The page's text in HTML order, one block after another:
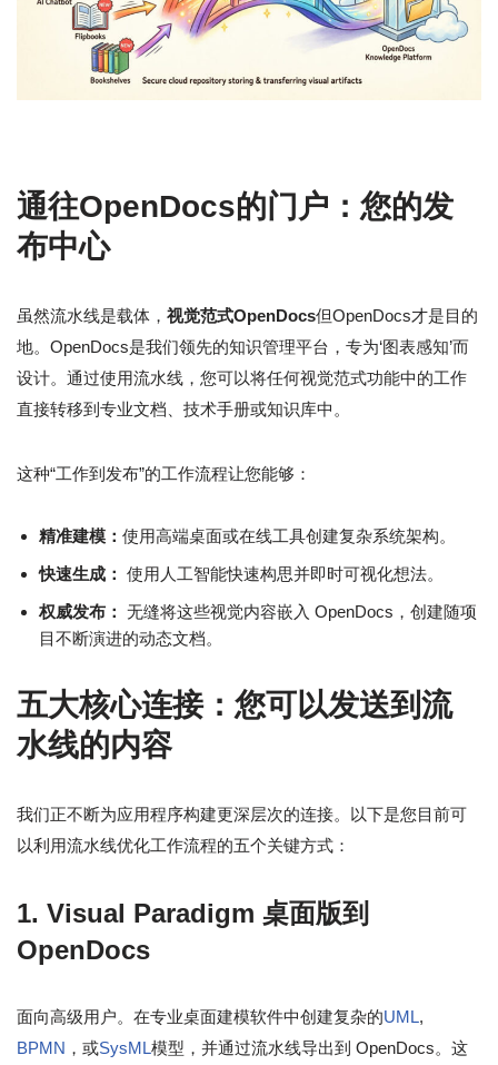
通往OpenDocs的门户：您的发
布中心
虽然流水线是载体， 视觉范式OpenDocs但OpenDocs才是目的
地。OpenDocs是我们领先的知识管理平台，专为‘图表感知’而
设计。通过使用流水线，您可以将任何视觉范式功能中的工作
直接转移到专业文档、技术手册或知识库中。
这种“工作到发布”的工作流程让您能够：
精准建模： 使用高端桌面或在线工具创建复杂系统架构。
快速生成： 使用人工智能快速构思并即时可视化想法。
权威发布： 无缝将这些视觉内容嵌入 OpenDocs，创建随项
目不断演进的动态文档。
五大核心连接：您可以发送到流
水线的内容
我们正不断为应用程序构建更深层次的连接。以下是您目前可
以利用流水线优化工作流程的五个关键方式：
1. Visual Paradigm 桌面版到
OpenDocs
面向高级用户。在专业桌面建模软件中创建复杂的UML,
BPMN ，或SysML模型，并通过流水线导出到 OpenDocs。这